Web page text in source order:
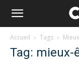
Accueil Tags
Tag: mieux-